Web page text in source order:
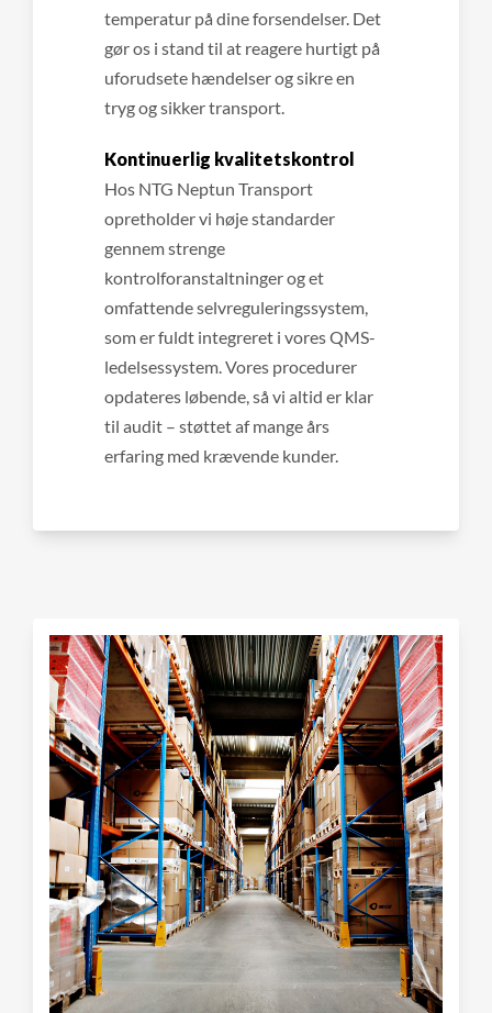
temperatur på dine forsendelser. Det
gør os i stand til at reagere hurtigt på
uforudsete hændelser og sikre en
tryg og sikker transport.
Kontinuerlig kvalitetskontrol
Hos NTG Neptun Transport
opretholder vi høje standarder
gennem strenge
kontrolforanstaltninger og et
omfattende selvreguleringssystem,
som er fuldt integreret i vores QMS-
ledelsessystem. Vores procedurer
opdateres løbende, så vi altid er klar
til audit – støttet af mange års
erfaring med krævende kunder.